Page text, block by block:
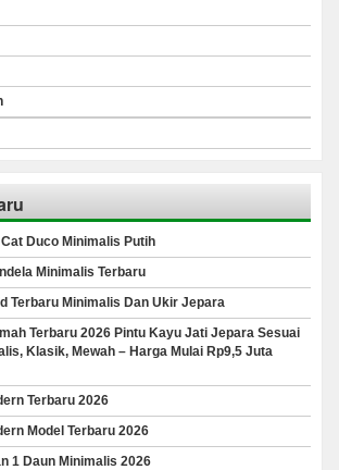
Duco Minimalis Putih
Minimalis Terbaru
Terbaru Minimalis Dan Ukir Jepara
Terbaru 2026 Pintu Kayu Jati Jepara Sesuai
Klasik, Mewah – Harga Mulai Rp9,5 Juta
Terbaru 2026
Model Terbaru 2026
1 Daun Minimalis 2026